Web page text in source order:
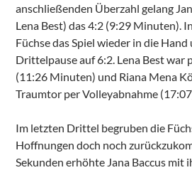
anschließenden Überzahl gelang
Lena Best) das 4:2 (9:29 Minuten).
Füchse das Spiel wieder in die
Drittelpause auf 6:2. Lena Best war
(11:26 Minuten) und Riana Mena
Traumtor per Volleyabnahme
Im letzten Drittel begruben die
Hoffnungen doch noch
Sekunden erhöhte Jana Baccus mit